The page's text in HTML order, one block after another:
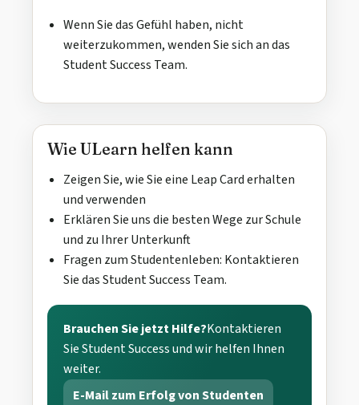
Wenn Sie das Gefühl haben, nicht
weiterzukommen, wenden Sie sich an das
Student Success Team.
Wie ULearn helfen kann
Zeigen Sie, wie Sie eine Leap Card erhalten
und verwenden
Erklären Sie uns die besten Wege zur Schule
und zu Ihrer Unterkunft
Fragen zum Studentenleben: Kontaktieren
Sie das Student Success Team.
Brauchen Sie jetzt Hilfe?Kontaktieren
Sie Student Success und wir helfen Ihnen
weiter.
E-Mail zum Erfolg von Studenten